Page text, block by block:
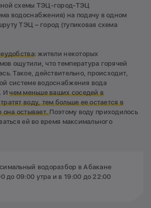
схемы ТЭЦ-город-ТЭЦ
водоснабжения) на подачу в одном
ТЭЦ – город (тупиковая схема
: жители некоторых
ощутили, что температура горячей
Такое, действительно, происходит,
системе водоснабжения вода
Ичем меньше ваших соседей в
воду, тем больше ее остается в
она остывает.Поэтому воду приходилось
ей во время максимального
водоразбор в Абакане
до 09:00 утра и в 19:00 до 22:00